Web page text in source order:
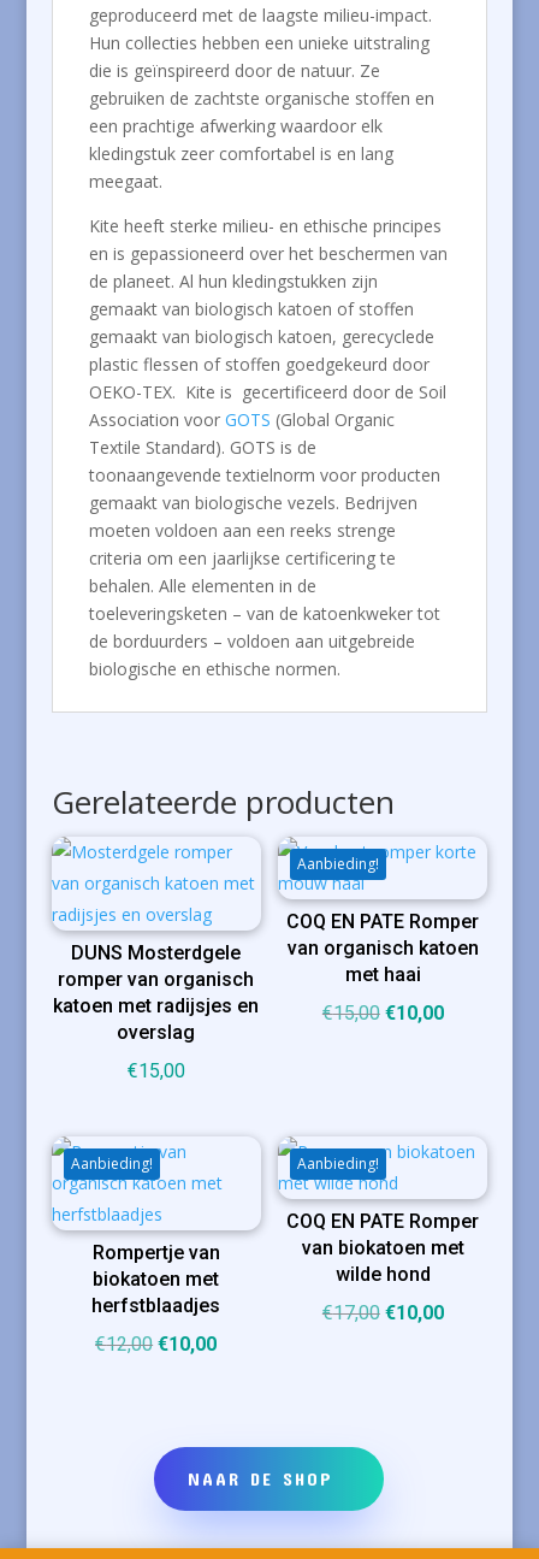
geproduceerd met de laagste milieu-impact.
Hun collecties hebben een unieke uitstraling
die is geïnspireerd door de natuur. Ze
gebruiken de zachtste organische stoffen en
een prachtige afwerking waardoor elk
kledingstuk zeer comfortabel is en lang
meegaat.
Kite heeft sterke milieu- en ethische principes
en is gepassioneerd over het beschermen van
de planeet. Al hun kledingstukken zijn
gemaakt van biologisch katoen of stoffen
gemaakt van biologisch katoen, gerecyclede
plastic flessen of stoffen goedgekeurd door
OEKO-TEX. Kite is gecertificeerd door de Soil
Association voor GOTS (Global Organic
Textile Standard). GOTS is de
toonaangevende textielnorm voor producten
gemaakt van biologische vezels. Bedrijven
moeten voldoen aan een reeks strenge
criteria om een ​​jaarlijkse certificering te
behalen. Alle elementen in de
toeleveringsketen – van de katoenkweker tot
de borduurders – voldoen aan uitgebreide
biologische en ethische normen.
Gerelateerde producten
DUNS Mosterdgele
romper van organisch
katoen met radijsjes en
overslag
€15,00
Aanbieding!
COQ EN PATE Romper
van organisch katoen
met haai
€15,00 Oorspronkelijke
€10,00Huidige
Aanbieding!
Rompertje van
biokatoen met
herfstblaadjes
€12,00 Oorspronkelijke
€10,00Huidige
Aanbieding!
COQ EN PATE Romper
van biokatoen met
wilde hond
€17,00 Oorspronkelijke
€10,00Huidige
NAAR DE SHOP